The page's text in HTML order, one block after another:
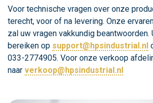
Voor technische vragen over onze
terecht, voor of na levering. Onze
zal uw vragen vakkundig beantwoorden.
bereiken op support@hpsindustrial.nl
033-2774905. Voor onze verkoop
naar verkoop@hpsindustrial.nl